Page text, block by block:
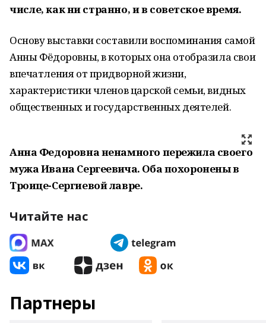
числе, как ни странно, и в советское время.
Основу выставки составили воспоминания самой
Анны Фёдоровны, в которых она отобразила свои
впечатления от придворной жизни,
характеристики членов царской семьи, видных
общественных и государственных деятелей.
Анна Федоровна ненамного пережила своего
мужа Ивана Сергеевича. Оба похоронены в
Троице-Сергиевой лавре.
Читайте нас
Партнеры